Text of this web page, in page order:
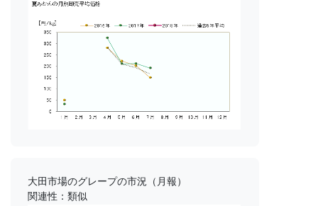
大田市場のグレープの市況（月報）
関連性：類似